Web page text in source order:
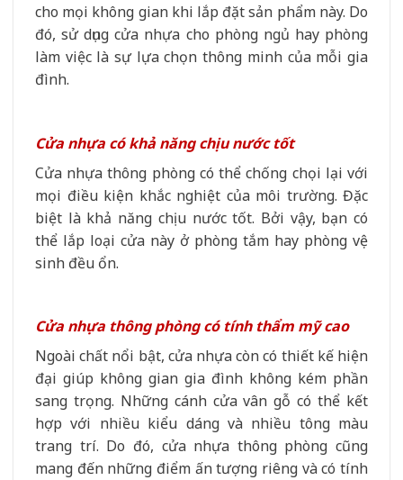
cho mọi không gian khi lắp đặt sản phẩm này. Do
đó, sử dụng cửa nhựa cho phòng ngủ hay phòng
làm việc là sự lựa chọn thông minh của mỗi gia
đình.
Cửa nhựa có khả năng chịu nước tốt
Cửa nhựa thông phòng có thể chống chọi lại với
mọi điều kiện khắc nghiệt của môi trường. Đặc
biệt là khả năng chịu nước tốt. Bởi vậy, bạn có
thể lắp loại cửa này ở phòng tắm hay phòng vệ
sinh đều ổn.
Cửa nhựa thông phòng có tính thẩm mỹ cao
Ngoài chất nổi bật, cửa nhựa còn có thiết kế hiện
đại giúp không gian gia đình không kém phần
sang trọng. Những cánh cửa vân gỗ có thể kết
hợp với nhiều kiểu dáng và nhiều tông màu
trang trí. Do đó, cửa nhựa thông phòng cũng
mang đến những điểm ấn tượng riêng và có tính